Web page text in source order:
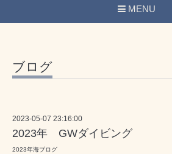
MENU
ブログ
2023-05-07 23:16:00
2023年 GWダイビング
2023年海ブログ